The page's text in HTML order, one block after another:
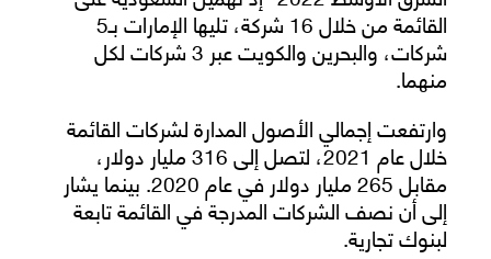
القائمة من خلال 16 شركة، تليها الإمارات بـ5
شركات، والبحرين والكويت عبر 3 شركات لكل
منهما.
وارتفعت إجمالي الأصول المدارة لشركات القائمة
خلال عام 2021، لتصل إلى 316 مليار دولار،
مقابل 265 مليار دولار في عام 2020. بينما يشار
إلى أن نصف الشركات المدرجة في القائمة تابعة
لبنوك تجارية.